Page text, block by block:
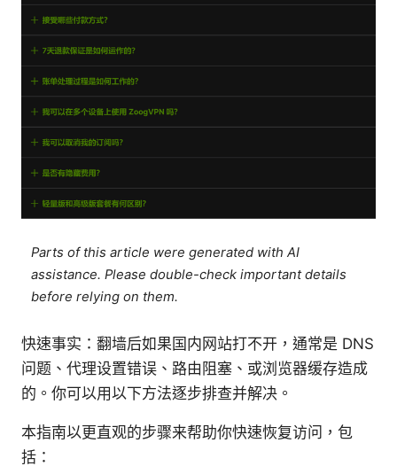
Parts of this article were generated with AI
assistance. Please double-check important details
before relying on them.
快速事实：翻墙后如果国内网站打不开，通常是 DNS
问题、代理设置错误、路由阻塞、或浏览器缓存造成
的。你可以用以下方法逐步排查并解决。
本指南以更直观的步骤来帮助你快速恢复访问，包
括：